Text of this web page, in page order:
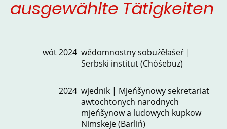
ausgewählte Tätigkeiten
wót 2024 wědomnostny sobuźěłaśeŕ |
Serbski institut (Chóśebuz)
2024 wjednik | Mjeńšynowy sekretariat
awtochtonych narodnych
mjeńšynow a ludowych kupkow
Nimskeje (Barliń)